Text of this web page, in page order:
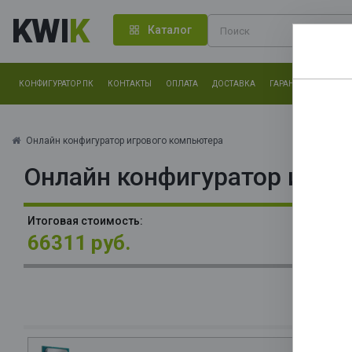
KWIK Каталог
КОНФИГУРАТОР ПК КОНТАКТЫ ОПЛАТА ДОСТАВКА ГАРАНТИЯ
Онлайн конфигуратор игрового компьютера
Онлайн конфигуратор
Итоговая стоимость:
66311 руб.